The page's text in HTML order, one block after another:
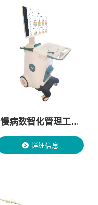
慢病数智化管理工作
站
详细信息